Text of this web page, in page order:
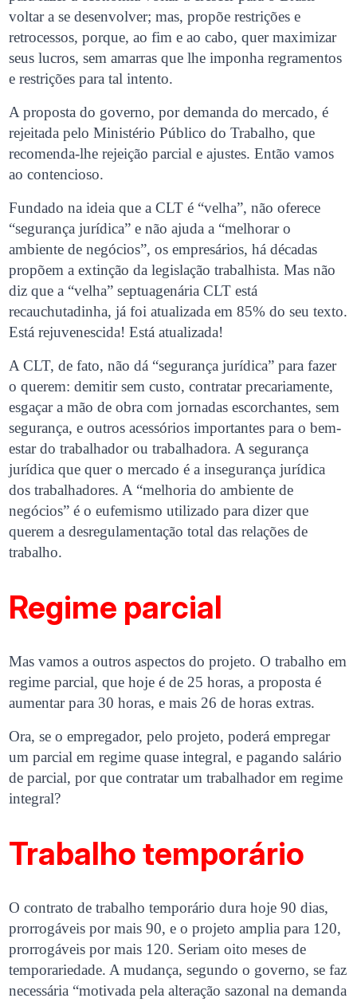
voltar a se desenvolver; mas, propõe restrições e
retrocessos, porque, ao fim e ao cabo, quer maximizar
seus lucros, sem amarras que lhe imponha regramentos
e restrições para tal intento.
A proposta do governo, por demanda do mercado, é
rejeitada pelo Ministério Público do Trabalho, que
recomenda-lhe rejeição parcial e ajustes. Então vamos
ao contencioso.
Fundado na ideia que a CLT é “velha”, não oferece
“segurança jurídica” e não ajuda a “melhorar o
ambiente de negócios”, os empresários, há décadas
propõem a extinção da legislação trabalhista. Mas não
diz que a “velha” septuagenária CLT está
recauchutadinha, já foi atualizada em 85% do seu texto.
Está rejuvenescida! Está atualizada!
A CLT, de fato, não dá “segurança jurídica” para fazer
o querem: demitir sem custo, contratar precariamente,
esgaçar a mão de obra com jornadas escorchantes, sem
segurança, e outros acessórios importantes para o bem-
estar do trabalhador ou trabalhadora. A segurança
jurídica que quer o mercado é a insegurança jurídica
dos trabalhadores. A “melhoria do ambiente de
negócios” é o eufemismo utilizado para dizer que
querem a desregulamentação total das relações de
trabalho.
Regime parcial
Mas vamos a outros aspectos do projeto. O trabalho em
regime parcial, que hoje é de 25 horas, a proposta é
aumentar para 30 horas, e mais 26 de horas extras.
Ora, se o empregador, pelo projeto, poderá empregar
um parcial em regime quase integral, e pagando salário
de parcial, por que contratar um trabalhador em regime
integral?
Trabalho temporário
O contrato de trabalho temporário dura hoje 90 dias,
prorrogáveis por mais 90, e o projeto amplia para 120,
prorrogáveis por mais 120. Seriam oito meses de
temporariedade. A mudança, segundo o governo, se faz
necessária “motivada pela alteração sazonal na demanda